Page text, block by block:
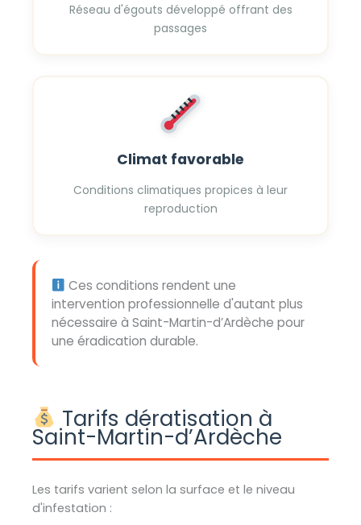
Réseau d'égouts développé offrant des
passages
Climat favorable
Conditions climatiques propices à leur
reproduction
Ces conditions rendent une
intervention professionnelle d'autant plus
nécessaire à Saint-Martin-d’Ardèche pour
une éradication durable.
Tarifs dératisation à
Saint-Martin-d’Ardèche
Les tarifs varient selon la surface et le niveau
d'infestation :